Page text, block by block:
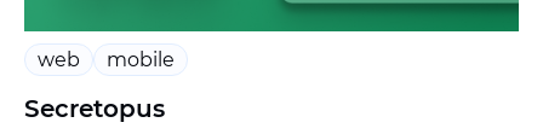
web mobile
Secretopus